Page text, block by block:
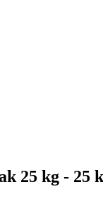
25 kg - 25